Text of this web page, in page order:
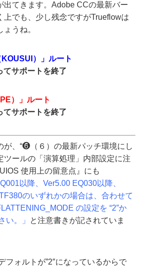
出てきます。Adobe CCの最新バー
上でも、少し残念ですがTrueflowは
うね。
KOUSUI）」ルート
てサポートを終了
）」ルート
てサポートを終了
が、“❻（６）の最新パッチ環境にし
ツールの「演算処理」内部設定に注
使用上の留意点』にも
以降、Ver5.00 EQ030以降、
のいずれかの場合は、合わせて
の設定を “2”か
い。」
と注意書きが記されていま
フォルトが”2″になっているからで